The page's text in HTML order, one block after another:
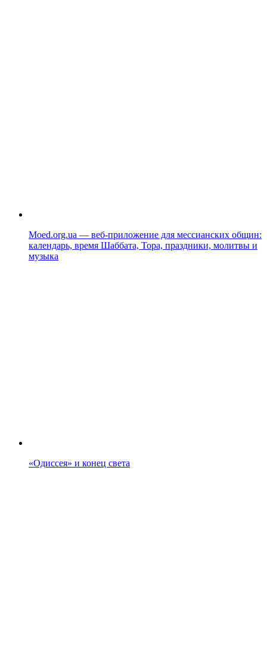
Moed.org.ua — веб-приложение для мессианских общин:
календарь, время Шаббата, Тора, праздники, молитвы и
музыка
«Одиссея» и конец света